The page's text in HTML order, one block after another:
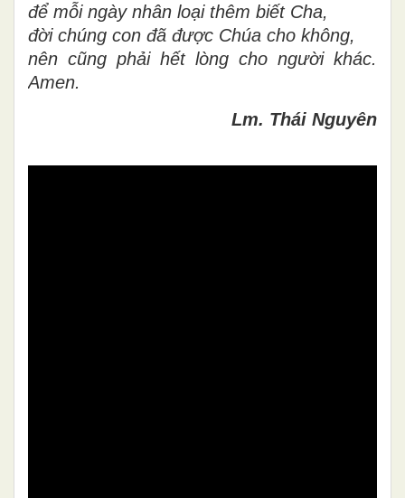
để mỗi ngày nhân loại thêm biết Cha,
đời chúng con đã được Chúa cho không,
nên cũng phải hết lòng cho người khác.
Amen.
Lm. Thái Nguyên